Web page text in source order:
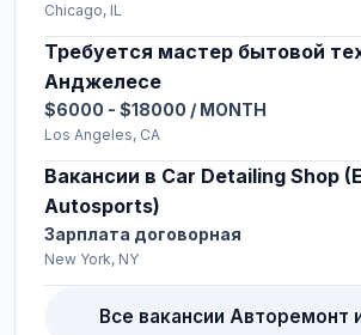
Chicago, IL
Требуется мастер бытовой
Анджелесе
$6000 - $18000 / MONTH
Los Angeles, CA
Вакансии в Car Detailing Shop
Autosports)
Зарплата договорная
New York, NY
Все вакансии Авторемонт